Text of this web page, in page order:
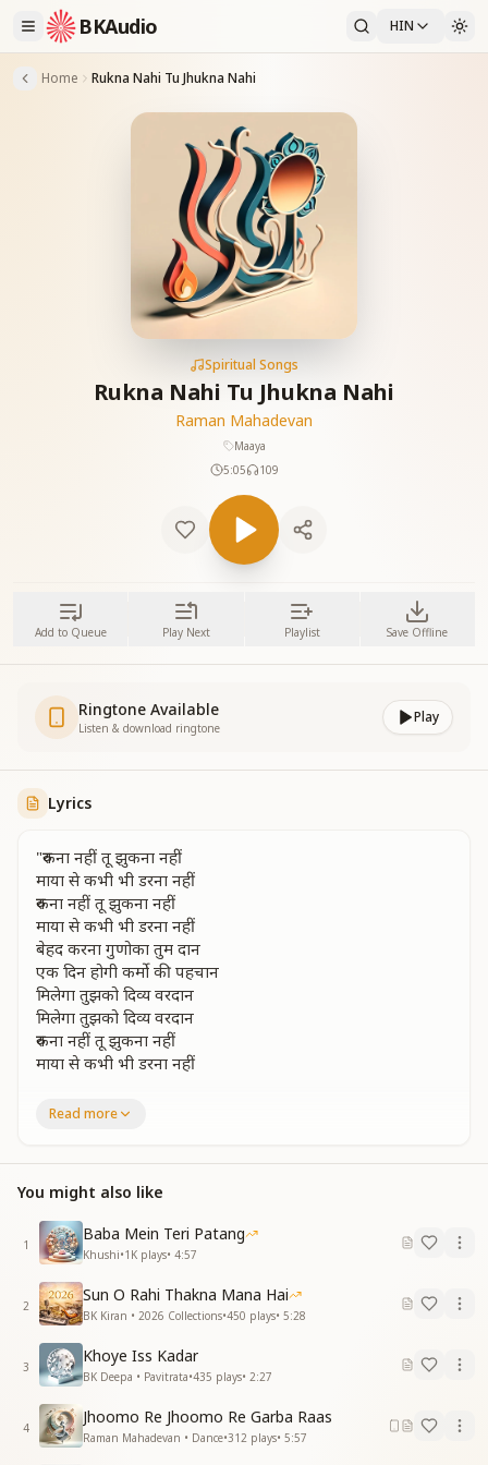
BKAudio HIN
Home Rukna Nahi Tu Jhukna Nahi
Spiritual Songs
Rukna Nahi Tu Jhukna Nahi
Raman Mahadevan
Maaya
5:05
109
Add to Queue Play Next Playlist Save Offline
Ringtone Available
Listen & download ringtone
Play
Lyrics
"रुकना नहीं तू झुकना नहीं
माया से कभी भी डरना नहीं
रुकना नहीं तू झुकना नहीं
माया से कभी भी डरना नहीं
बेहद करना गुणोका तुम दान
एक दिन होगी कर्मो की पहचान
मिलेगा तुझको दिव्य वरदान
मिलेगा तुझको दिव्य वरदान
रुकना नहीं तू झुकना नहीं
माया से कभी भी डरना नहीं
जीवन की सच्चाई को समझले
जीवन की सच्चाई को समझले
बांध ले इरादा बाबा से कर ले वादा
बांध ले इरादा बाबा से कर ले वादा
सत्य से ही जीवूंगा आंधी हो या तुफान
रुकना नहीं तू झुकना नहीं
माया से कभी भी डरना नहीं
ध्यान कभी प्रभु का तो न खोना
साधना में उनके पल पल रहना
ध्यान कभी प्रभु का तो न खोना
साधना में उनके पल पल रहना
जलेगी ऐसी ज्वाला होगा ज्ञान का उजाला
जलेगी ऐसी ज्वाला होगा ज्ञान का उजाला
सब के मन में बसेगा वो शिव भगवान
Read more
You might also like
1
Baba Mein Teri Patang
Khushi•1K plays• 4:57
2
Sun O Rahi Thakna Mana Hai
BK Kiran • 2026 Collections•450 plays• 5:28
3
Khoye Iss Kadar
BK Deepa • Pavitrata•435 plays• 2:27
4
Jhoomo Re Jhoomo Re Garba Raas
Raman Mahadevan • Dance•312 plays• 5:57